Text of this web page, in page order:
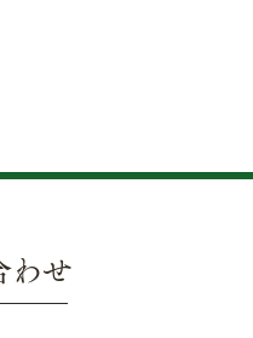
わせ